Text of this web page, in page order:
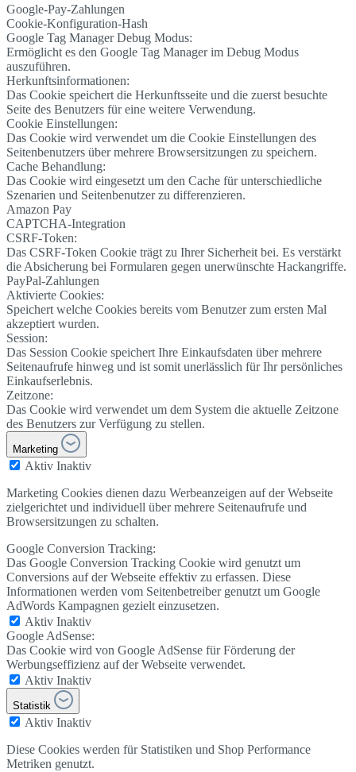
Google-Pay-Zahlungen
Cookie-Konfiguration-Hash
Google Tag Manager Debug Modus:
Ermöglicht es den Google Tag Manager im Debug Modus
auszuführen.
Herkunftsinformationen:
Das Cookie speichert die Herkunftsseite und die zuerst besuchte
Seite des Benutzers für eine weitere Verwendung.
Cookie Einstellungen:
Das Cookie wird verwendet um die Cookie Einstellungen des
Seitenbenutzers über mehrere Browsersitzungen zu speichern.
Cache Behandlung:
Das Cookie wird eingesetzt um den Cache für unterschiedliche
Szenarien und Seitenbenutzer zu differenzieren.
Amazon Pay
CAPTCHA-Integration
CSRF-Token:
Das CSRF-Token Cookie trägt zu Ihrer Sicherheit bei. Es verstärkt
die Absicherung bei Formularen gegen unerwünschte Hackangriffe.
PayPal-Zahlungen
Aktivierte Cookies:
Speichert welche Cookies bereits vom Benutzer zum ersten Mal
akzeptiert wurden.
Session:
Das Session Cookie speichert Ihre Einkaufsdaten über mehrere
Seitenaufrufe hinweg und ist somit unerlässlich für Ihr persönliches
Einkaufserlebnis.
Zeitzone:
Das Cookie wird verwendet um dem System die aktuelle Zeitzone
des Benutzers zur Verfügung zu stellen.
Marketing
Aktiv Inaktiv
Marketing Cookies dienen dazu Werbeanzeigen auf der Webseite
zielgerichtet und individuell über mehrere Seitenaufrufe und
Browsersitzungen zu schalten.
Google Conversion Tracking:
Das Google Conversion Tracking Cookie wird genutzt um
Conversions auf der Webseite effektiv zu erfassen. Diese
Informationen werden vom Seitenbetreiber genutzt um Google
AdWords Kampagnen gezielt einzusetzen.
Aktiv Inaktiv
Google AdSense:
Das Cookie wird von Google AdSense für Förderung der
Werbungseffizienz auf der Webseite verwendet.
Aktiv Inaktiv
Statistik
Aktiv Inaktiv
Diese Cookies werden für Statistiken und Shop Performance
Metriken genutzt.